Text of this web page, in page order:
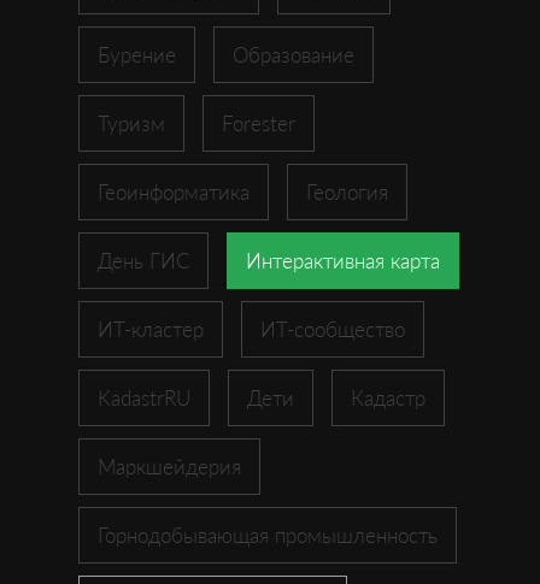
Бурение Образование
Туризм Forester
Геоинформатика Геология
День ГИС Интерактивная карта
ИТ-кластер ИТ-сообщество
KadastrRU Дети Кадастр
Маркшейдерия
Горнодобывающая промышленность